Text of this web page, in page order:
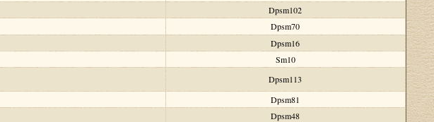
Dpsm102
Dpsm70
Dpsm16
Sm10
Dpsm113
Dpsm81
Dpsm48